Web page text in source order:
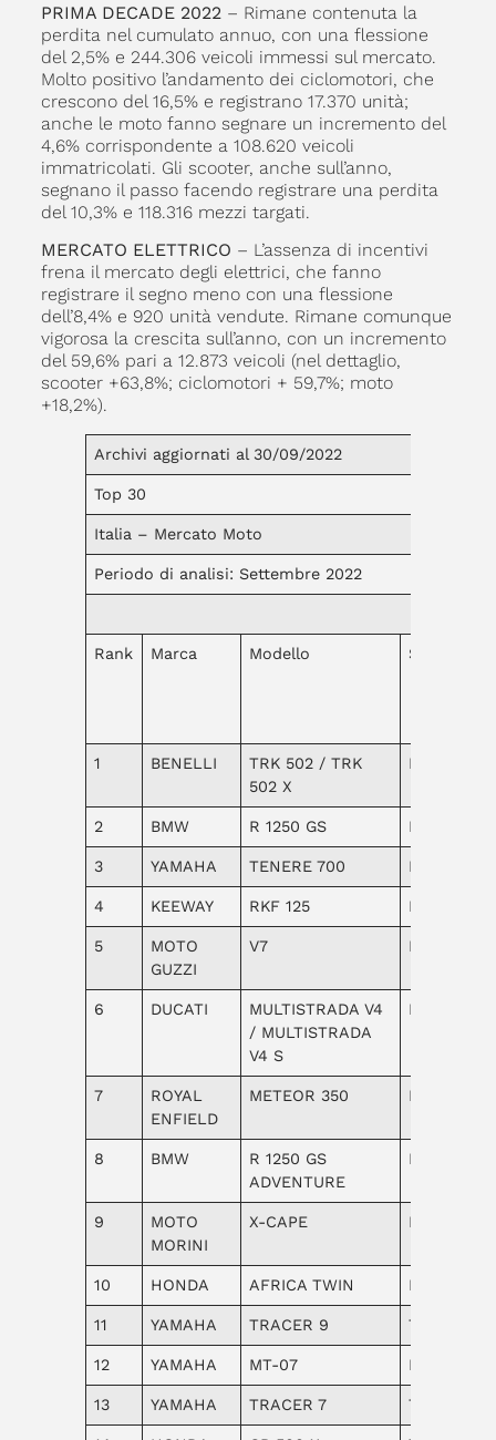
PRIMA DECADE 2022 – Rimane contenuta la
perdita nel cumulato annuo, con una flessione
del 2,5% e 244.306 veicoli immessi sul mercato.
Molto positivo l’andamento dei ciclomotori, che
crescono del 16,5% e registrano 17.370 unità;
anche le moto fanno segnare un incremento del
4,6% corrispondente a 108.620 veicoli
immatricolati. Gli scooter, anche sull’anno,
segnano il passo facendo registrare una perdita
del 10,3% e 118.316 mezzi targati.
MERCATO ELETTRICO – L’assenza di incentivi
frena il mercato degli elettrici, che fanno
registrare il segno meno con una flessione
dell’8,4% e 920 unità vendute. Rimane comunque
vigorosa la crescita sull’anno, con un incremento
del 59,6% pari a 12.873 veicoli (nel dettaglio,
scooter +63,8%; ciclomotori + 59,7%; moto
+18,2%).
Archivi aggiornati al 30/09/2022
Top 30
Italia – Mercato Moto
Periodo di analisi: Settembre 2022
Rank Marca Modello Segmento
1 BENELLI
TRK 502 / TRK
502 X
Enduro
2 BMW R 1250 GS Enduro
3 YAMAHA TENERE 700 Enduro
4 KEEWAY RKF 125 Naked
5
MOTO
GUZZI
V7 Naked
6 DUCATI
MULTISTRADA V4
/ MULTISTRADA
V4 S
Enduro
7
ROYAL
ENFIELD
METEOR 350 Naked
8 BMW
R 1250 GS
ADVENTURE
Enduro
9
MOTO
MORINI
X-CAPE Enduro
10 HONDA AFRICA TWIN Enduro
11 YAMAHA TRACER 9 Turismo
12 YAMAHA MT-07 Naked
13 YAMAHA TRACER 7 Turismo